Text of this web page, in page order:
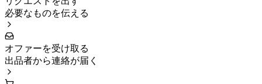
必要なものを伝える
オファーを受け取る
出品者から連絡が届く